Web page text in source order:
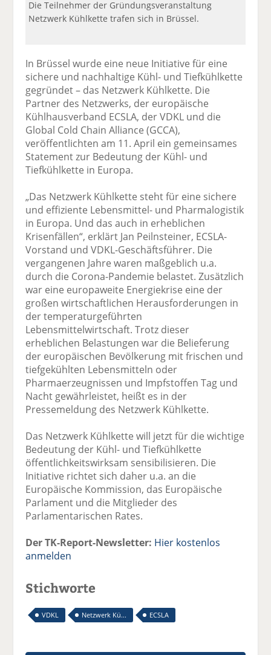
Die Teilnehmer der Gründungsveranstaltung
Netzwerk Kühlkette trafen sich in Brüssel.
In Brüssel wurde eine neue Initiative für eine
sichere und nachhaltige Kühl- und Tiefkühlkette
gegründet – das Netzwerk Kühlkette. Die
Partner des Netzwerks, der europäische
Kühlhausverband ECSLA, der VDKL und die
Global Cold Chain Alliance (GCCA),
veröffentlichten am 11. April ein gemeinsames
Statement zur Bedeutung der Kühl- und
Tiefkühlkette in Europa.
„Das Netzwerk Kühlkette steht für eine sichere
und effiziente Lebensmittel- und Pharmalogistik
in Europa. Und das auch in erheblichen
Krisenfällen“, erklärt Jan Peilnsteiner, ECSLA-
Vorstand und VDKL-Geschäftsführer. Die
vergangenen Jahre waren maßgeblich u.a.
durch die Corona-Pandemie belastet. Zusätzlich
war eine europaweite Energiekrise eine der
großen wirtschaftlichen Herausforderungen in
der temperaturgeführten
Lebensmittelwirtschaft. Trotz dieser
erheblichen Belastungen war die Belieferung
der europäischen Bevölkerung mit frischen und
tiefgekühlten Lebensmitteln oder
Pharmaerzeugnissen und Impfstoffen Tag und
Nacht gewährleistet, heißt es in der
Pressemeldung des Netzwerk Kühlkette.
Das Netzwerk Kühlkette will jetzt für die wichtige
Bedeutung der Kühl- und Tiefkühlkette
öffentlichkeitswirksam sensibilisieren. Die
Initiative richtet sich daher u.a. an die
Europäische Kommission, das Europäische
Parlament und die Mitglieder des
Parlamentarischen Rates.
Der TK-Report-Newsletter: Hier kostenlos
anmelden
Stichworte
VDKL Netzwerk Kü... ECSLA